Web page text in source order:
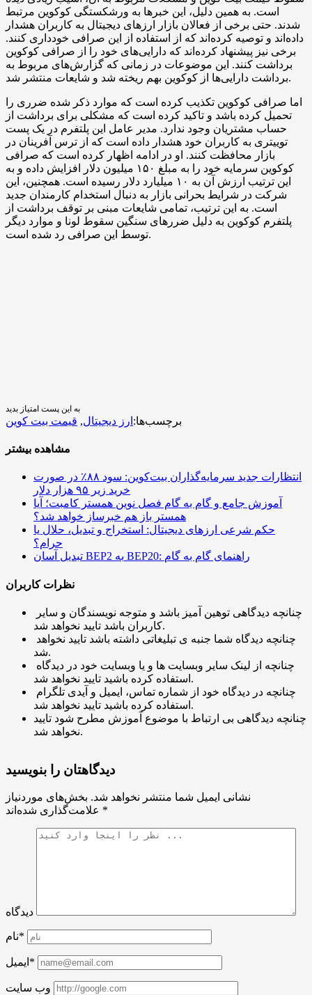
است. به همین دلیل، این خبرها به ورشکستگی کوکوین مرتبط
شدند. حتی برخی از فعالان بازار ارزهای دیجیتال به کاربران هشدار
داده‌اند و توصیه کرده‌اند که از استفاده از این صرافی خودداری کنند.
برخی نیز پیشنهاد کرده‌اند که دارایی‌های خود را از صرافی کوکوین
برداشت کنند. این موضوعات در زمانی که گزارش‌های مربوط به
برداشت دارایی‌ها از کوکوین بهم ریخته شد و شایعات منتشر شد.
اما صرافی کوکوین تکذیب کرده است که موارد ذکر شده ضرری را
تحمیل کرده باشد و تاکید کرده است که مشکلی برای برداشت از
حساب مشتریان وجود ندارد. مدیر عامل این پلتفرم در یک پست
توییتری به کاربران خود هشدار داده است که از ترس آفرینان در
بازار محافظت کنند. او در ادامه اظهار کرده است که صرافی
کوکوین سرمایه خود را به مبلغ ۱۵۰ میلیون دلار افزایش داده و به
این ترتیب ارزش آن به ۱۰ میلیارد دلار رسیده است. همچنین، این
شرکت در شرایط بحرانی بازار به دنبال استخدام کارمندان جدید
است. به این ترتیب، تمامی شایعات مبنی بر توقف برداشت از
پلتفرم کوکوین به دلیل ضررهای سنگین سقوط لونا و موارد دیگر
توسط این صرافی رد شده است.
به این پست امتیاز بدید
برچسب‌ها: ارز دیجیتال, قیمت بیت کوین
مشاهده بیشتر
انتظارات جدید سرمایه‌گذاران بیت‌کوین: سود ۸۸٪ در صورت
خرید زیر ۹۵ هزار دلار
آموزش جامع و گام به گام فصل نوین همستر کامبت؛ آیا
همستر باز هم خبرساز خواهد شد؟
حکم شرعی ارزهای دیجیتال: استخراج و تبدیل، حلال یا
حرام؟
تبدیل آسان BEP2 به BEP20: راهنمای گام به گام
نظرات کاربران
کاربران باشد تایید نخواهد شد.
شد.
استفاده کرده باشید تایید نخواهد شد.
استفاده کرده باشید تایید نخواهد شد.
چنانچه دیدگاهی بی ارتباط با موضوع آموزش مطرح شود تایید
نخواهد شد.
دیدگاهتان را بنویسید
نشانی ایمیل شما منتشر نخواهد شد. بخش‌های موردنیاز
*
دیدگاه
نام*
ایمیل*
وب سایت